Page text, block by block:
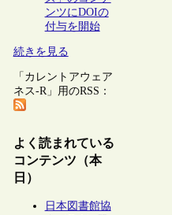
ンツにDOIの
付与を開始
続きを見る
「カレントアウェア
ネス-R」用のRSS：
よく読まれている
コンテンツ（本
日）
日本図書館協